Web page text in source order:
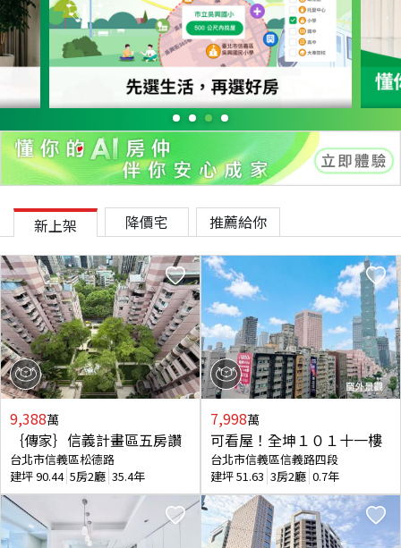
新上架 降價宅 推薦給你
9,388萬
｛傳家｝信義計畫區五房讚
台北市信義區松德路
建坪90.44 5房2廳 35.4年
7,998萬
可看屋！全坤１０１十一樓
台北市信義區信義路四段
建坪51.63 3房2廳 0.7年